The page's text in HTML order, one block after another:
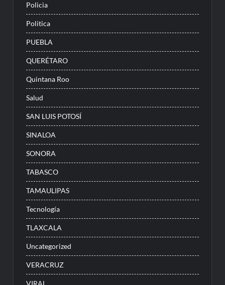
Policia
Politica
PUEBLA
QUERÉTARO
Quintana Roo
Salud
SAN LUIS POTOSÍ
SINALOA
SONORA
TABASCO
TAMAULIPAS
Tecnología
TLAXCALA
Uncategorized
VERACRUZ